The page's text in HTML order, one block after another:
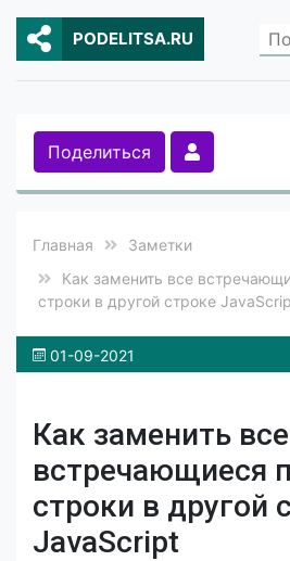
PODELITSA.RU
Поделиться
Главная
Заметки
Как заменить все
строки в другой строке
01-09-2021
Как заменить все
встречающиеся
строки в другой
JavaScript